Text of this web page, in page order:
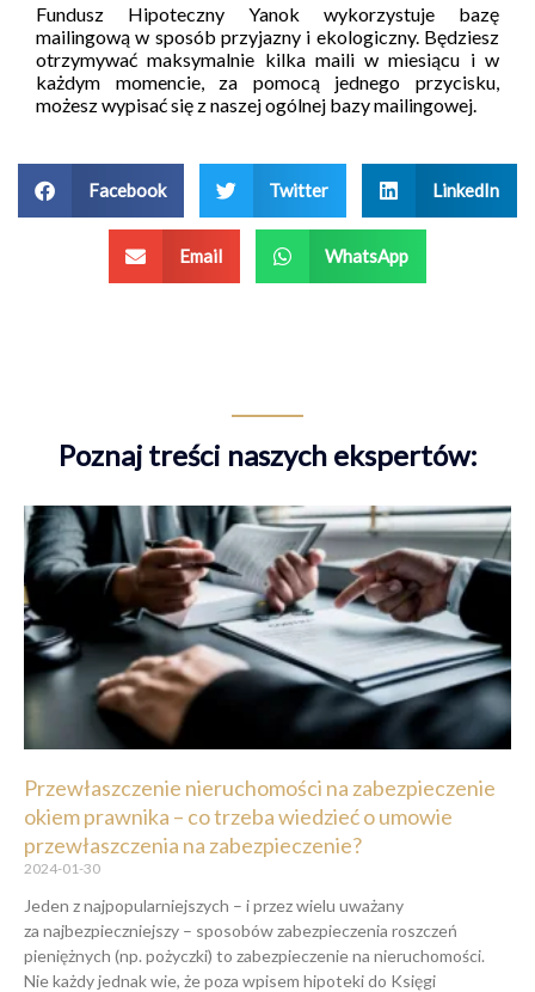
Fundusz Hipoteczny Yanok wykorzystuje bazę
mailingową w sposób przyjazny i ekologiczny. Będziesz
otrzymywać maksymalnie kilka maili w miesiącu i w
każdym momencie, za pomocą jednego przycisku,
możesz wypisać się z naszej ogólnej bazy mailingowej.
Facebook Twitter LinkedIn
Email WhatsApp
Poznaj treści naszych ekspertów:
Przewłaszczenie nieruchomości na zabezpieczenie
okiem prawnika – co trzeba wiedzieć o umowie
przewłaszczenia na zabezpieczenie?
2024-01-30
Jeden z najpopularniejszych – i przez wielu uważany
za najbezpieczniejszy – sposobów zabezpieczenia roszczeń
pieniężnych (np. pożyczki) to zabezpieczenie na nieruchomości.
Nie każdy jednak wie, że poza wpisem hipoteki do Księgi